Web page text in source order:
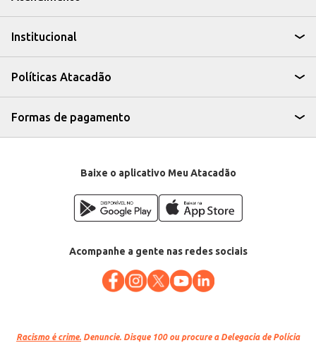
Institucional
Políticas Atacadão
Formas de pagamento
Baixe o aplicativo Meu Atacadão
Acompanhe a gente nas redes sociais
Racismo é crime. Denuncie. Disque 100 ou procure a Delegacia de Polícia